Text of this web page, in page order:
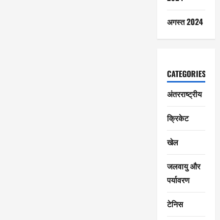
अगस्त 2024
CATEGORIES
अंतरराष्ट्रीय
क्रिकेट
खेल
जलवायु और
पर्यावरण
टेनिस